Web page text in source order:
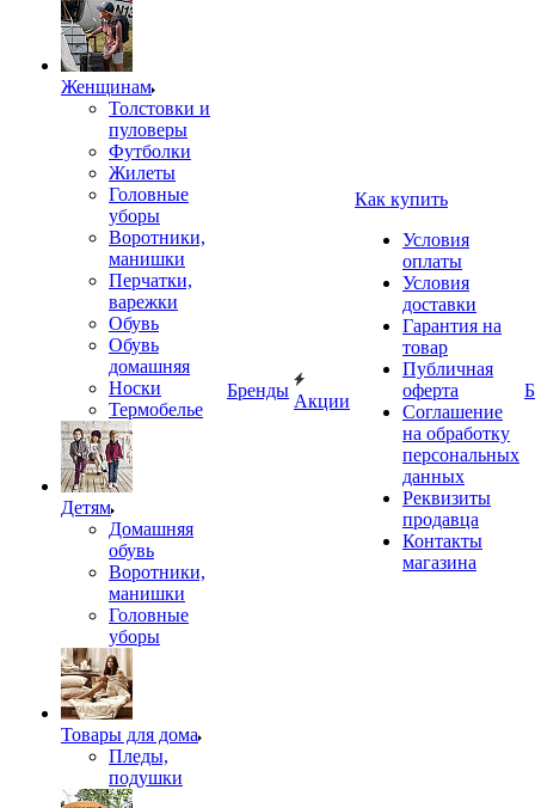
Женщинам
Толстовки и
пуловеры
Футболки
Жилеты
Головные
уборы
Воротники,
манишки
Перчатки,
варежки
Обувь
Обувь
домашняя
Носки
Термобелье
Детям
Домашняя
обувь
Воротники,
манишки
Головные
уборы
Товары для дома
Пледы,
подушки
Бренды
Акции
Как купить
Условия
оплаты
Условия
доставки
Гарантия на
товар
Публичная
оферта
Соглашение
на обработку
персональных
данных
Реквизиты
продавца
Контакты
магазина